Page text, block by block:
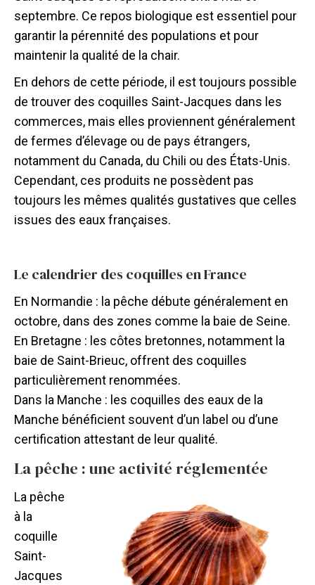
septembre. Ce repos biologique est essentiel pour
garantir la pérennité des populations et pour
maintenir la qualité de la chair.
En dehors de cette période, il est toujours possible
de trouver des coquilles Saint-Jacques dans les
commerces, mais elles proviennent généralement
de fermes d’élevage ou de pays étrangers,
notamment du Canada, du Chili ou des États-Unis.
Cependant, ces produits ne possèdent pas
toujours les mêmes qualités gustatives que celles
issues des eaux françaises.
Le calendrier des coquilles en France
En Normandie : la pêche débute généralement en
octobre, dans des zones comme la baie de Seine.
En Bretagne : les côtes bretonnes, notamment la
baie de Saint-Brieuc, offrent des coquilles
particulièrement renommées.
Dans la Manche : les coquilles des eaux de la
Manche bénéficient souvent d’un label ou d’une
certification attestant de leur qualité.
La pêche : une activité réglementée
La pêche
à la
coquille
Saint-
Jacques